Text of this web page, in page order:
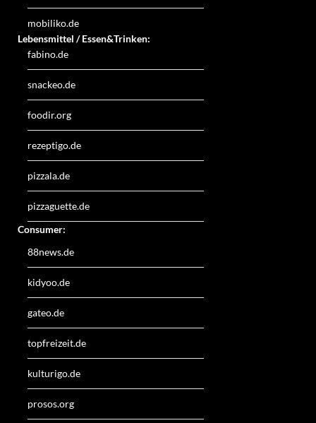
mobiliko.de
Lebensmittel / Essen&Trinken:
fabino.de
snackeo.de
foodir.org
rezeptigo.de
pizzala.de
pizzaguette.de
Consumer:
88news.de
kidyoo.de
gateo.de
topfreizeit.de
kulturigo.de
prosos.org